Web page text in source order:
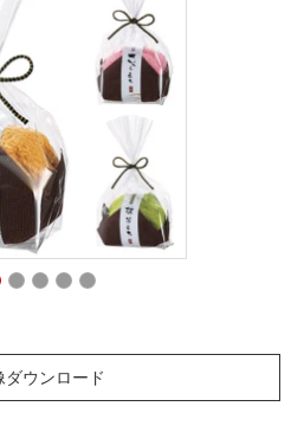
ダウンロード